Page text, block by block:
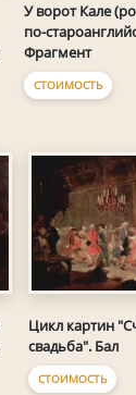
У ворот Кале
по-
Фрагмент
СТОИМОСТЬ
Цикл картин
свадьба". Бал
СТОИМОСТЬ